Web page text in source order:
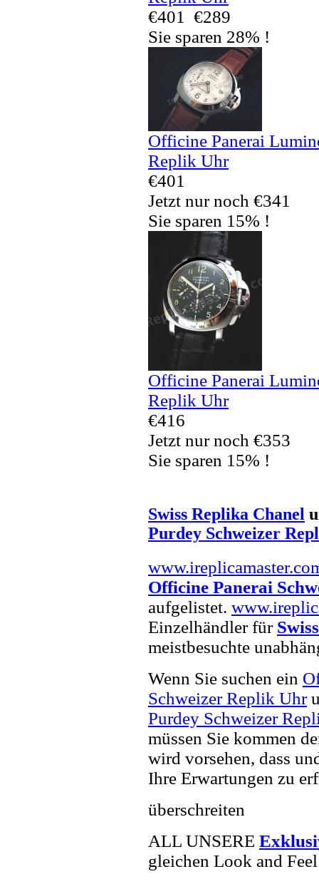
€401
€289
Sie sparen 28% !
Officine Panerai
Replik Uhr
€401
Jetzt nur noch €341
Sie sparen 15% !
Officine Panerai
Replik Uhr
€416
Jetzt nur noch €353
Sie sparen 15% !
Swiss Replika Chanel
Purdey Schweizer
Officine Panerai
aufgelistet.
Einzelhändler für
meistbesuchte
Wenn Sie suchen ein
Schweizer Replik Uhr
Purdey Schweizer
müssen Sie kommen
wird vorsehen, dass
Ihre Erwartungen zu
überschreiten
ALL UNSERE
gleichen Look and